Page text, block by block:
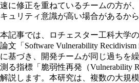
速に修正を重ねているチームの方が
キュリティ意識が高い場合があるから
本記事では、ロチェスター工科大学
論文「Software Vulnerability Recidivism
に基づき、開発チームが同じ過ちを
測る指標「脆弱性再発（Vulnerability
解説します。本研究は、複数の大規